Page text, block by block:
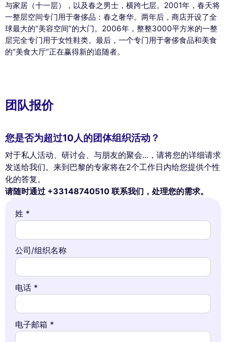
与家居（十一层），以及春之男士，横跨七层。2001年，春天将
一整层空间专门用于奢侈品：春之奢华。两年后，商店开设了全
球最大的“美容空间”的大门。2006年，整整3000平方米的一整
层完全专门用于女性鞋类。最后，一个专门用于奢侈食品和美食
的“美食大厅”正在赢得新的追随者。
团队报价
您是否为超过10人的团体组织活动？
对于私人活动、研讨会、与朋友的聚会...，请将您的详细请求
发送给我们。来到巴黎的专家将在2个工作日内给您提供个性
化的答复。
请随时通过 +33148740510 联系我们，处理您的需求。
姓 *
公司/组织名称
电话 *
电子邮箱 *